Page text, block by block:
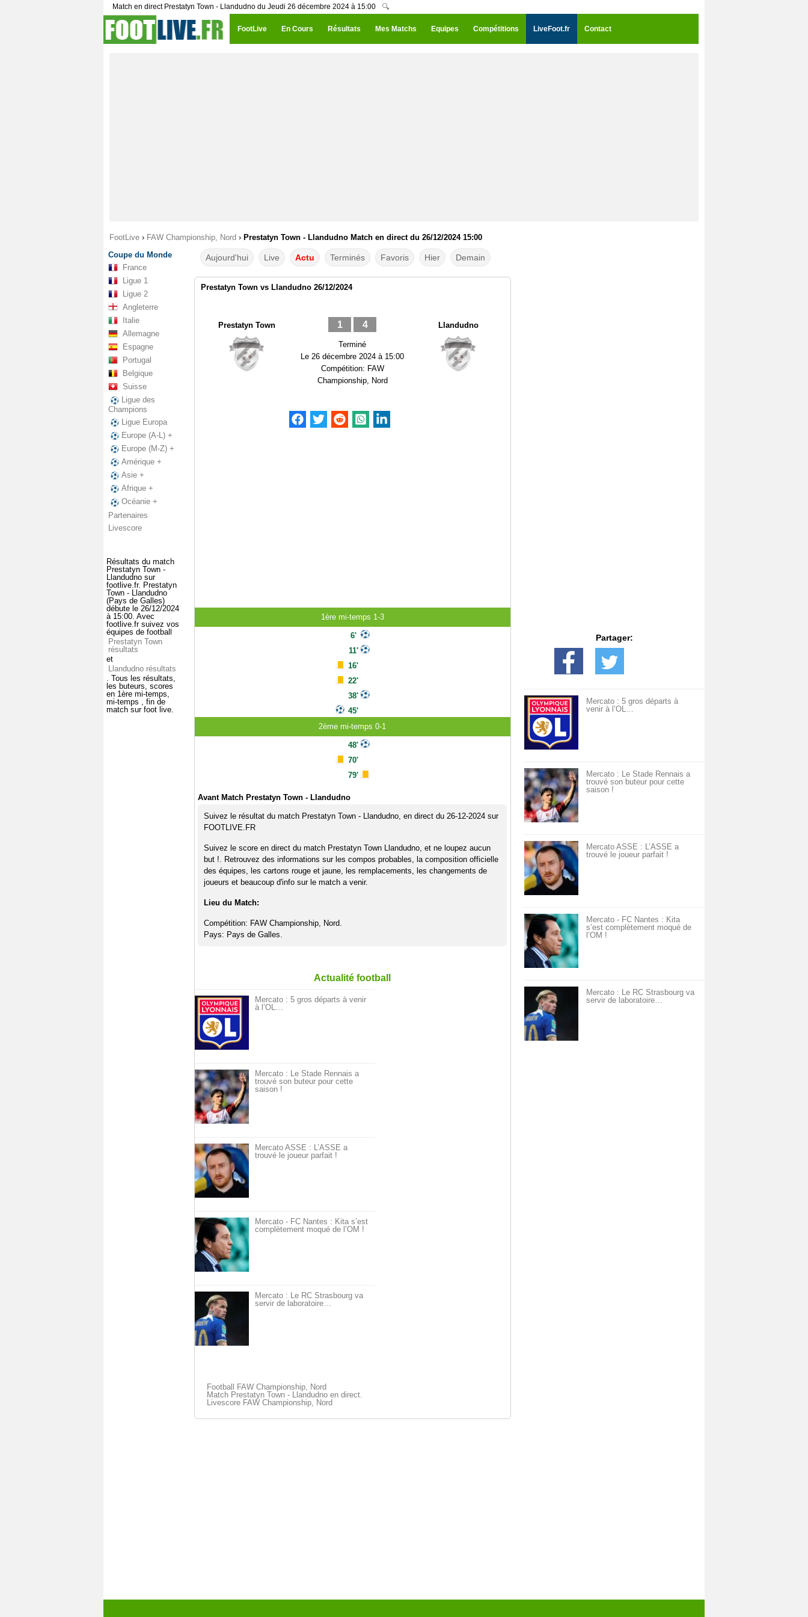
Match en direct Prestatyn Town - Llandudno du Jeudi 26 décembre 2024 à 15:00 🔍
FootLive En Cours Résultats Mes Matchs Equipes Compétitions LiveFoot.fr Contact
FootLive › FAW Championship, Nord › Prestatyn Town - Llandudno Match en direct du 26/12/2024 15:00
Coupe du Monde
France
Ligue 1
Ligue 2
Angleterre
Italie
Allemagne
Espagne
Portugal
Belgique
Suisse
Ligue des
Champions
Ligue Europa
Europe (A-L) +
Europe (M-Z) +
Amérique +
Asie +
Afrique +
Océanie +
Partenaires
Livescore
Résultats du match
Prestatyn Town -
Llandudno sur
footlive.fr. Prestatyn
Town - Llandudno
(Pays de Galles)
débute le 26/12/2024
à 15:00. Avec
footlive.fr suivez vos
équipes de football
Prestatyn Town
résultats
et
Llandudno résultats
. Tous les résultats,
les buteurs, scores
en 1ère mi-temps,
mi-temps , fin de
match sur foot live.
Aujourd'hui Live Actu Terminés Favoris Hier Demain
Prestatyn Town vs Llandudno 26/12/2024
Prestatyn Town 1 4
Terminé
Le 26 décembre 2024 à 15:00
Compétition: FAW
Championship, Nord
Llandudno
1ère mi-temps 1-3
6'
11'
16'
22'
38'
45'
2ème mi-temps 0-1
48'
70'
79'
Avant Match Prestatyn Town - Llandudno
Suivez le résultat du match Prestatyn Town - Llandudno, en direct du 26-12-2024 sur
FOOTLIVE.FR
Suivez le score en direct du match Prestatyn Town Llandudno, et ne loupez aucun
but !. Retrouvez des informations sur les compos probables, la composition officielle
des équipes, les cartons rouge et jaune, les remplacements, les changements de
joueurs et beaucoup d'info sur le match a venir.
Lieu du Match:
Compétition: FAW Championship, Nord.
Pays: Pays de Galles.
Actualité football
Mercato : 5 gros départs à venir
à l’OL…
Mercato : Le Stade Rennais a
trouvé son buteur pour cette
saison !
Mercato ASSE : L’ASSE a
trouvé le joueur parfait !
Mercato - FC Nantes : Kita s’est
complètement moqué de l’OM !
Mercato : Le RC Strasbourg va
servir de laboratoire…
Football FAW Championship, Nord
Match Prestatyn Town - Llandudno en direct.
Livescore FAW Championship, Nord
Partager:
Mercato : 5 gros départs à
venir à l’OL…
Mercato : Le Stade Rennais a
trouvé son buteur pour cette
saison !
Mercato ASSE : L’ASSE a
trouvé le joueur parfait !
Mercato - FC Nantes : Kita
s’est complètement moqué de
l’OM !
Mercato : Le RC Strasbourg va
servir de laboratoire…